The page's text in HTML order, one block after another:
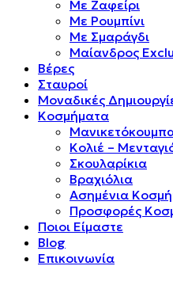
Με Ζαφείρι
Με Ρουμπίνι
Με Σμαράγδι
Μαίανδρος
Βέρες
Σταυροί
Μοναδικές
Κοσμήματα
Κολιέ –
Σκουλαρίκια
Βραχιόλια
Ασημένια
Προσφορές
Ποιοι Είμαστε
Blog
Επικοινωνία